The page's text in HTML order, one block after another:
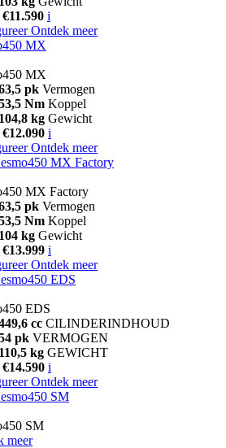
i
Ontdek meer
MX
MX
pk Vermogen
Nm Koppel
104,8 kg Gewicht
i
Ontdek meer
MX Factory
MX Factory
pk Vermogen
Nm Koppel
104 kg Gewicht
i
Ontdek meer
EDS
EDS
cc CILINDERINDHOUD
pk VERMOGEN
110,5 kg GEWICHT
i
Ontdek meer
SM
SM
meer